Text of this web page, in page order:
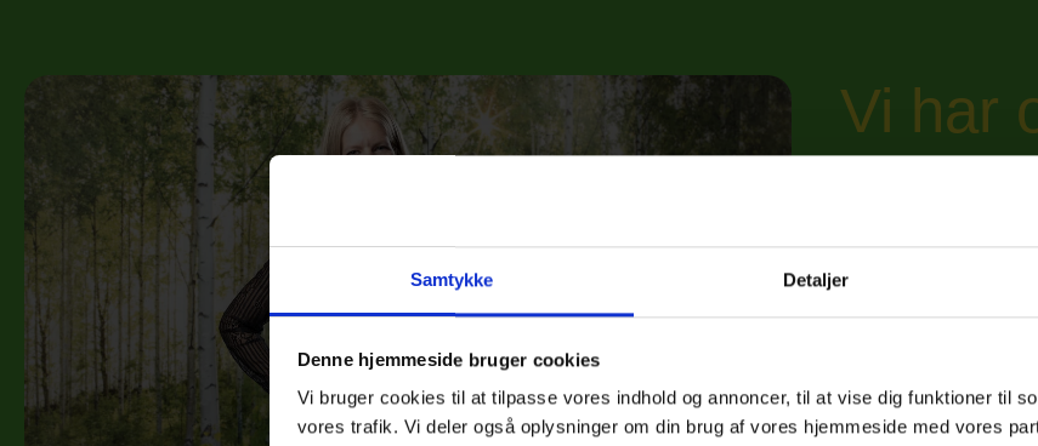
Samtykke Detaljer
Denne hjemmeside bruger cookies
Vi bruger cookies til at tilpasse vores indhold og annoncer, til at vise dig funktioner til
vores trafik. Vi deler også oplysninger om din brug af vores hjemmeside med vores
Vi har
til
Bliv kontaktet - send